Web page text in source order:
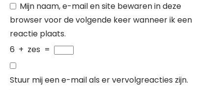
Mijn naam, e-mail en site bewaren in deze
browser voor de volgende keer wanneer ik een
reactie plaats.
6 + zes =
Stuur mij een e-mail als er vervolgreacties zijn.